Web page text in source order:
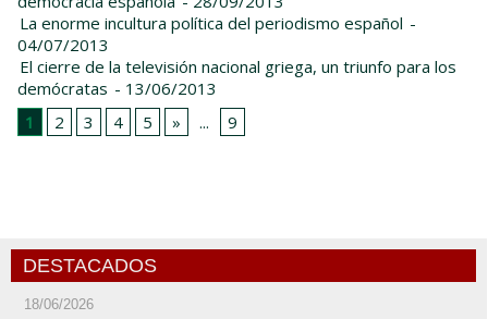
La enorme incultura política del periodismo español -
04/07/2013
El cierre de la televisión nacional griega, un triunfo para los
demócratas - 13/06/2013
1
2 3 4 5 » ... 9
DESTACADOS
18/06/2026